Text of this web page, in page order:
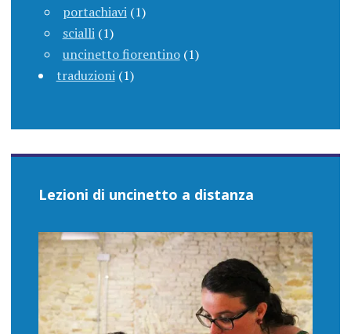
portachiavi (1)
scialli (1)
uncinetto fiorentino (1)
traduzioni (1)
Lezioni di uncinetto a distanza